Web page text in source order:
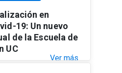
en
19: Un nuevo
de la Escuela de
UC
Ver más